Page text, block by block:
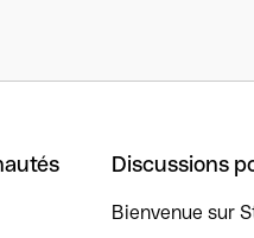
Discussions
Bienvenue sur